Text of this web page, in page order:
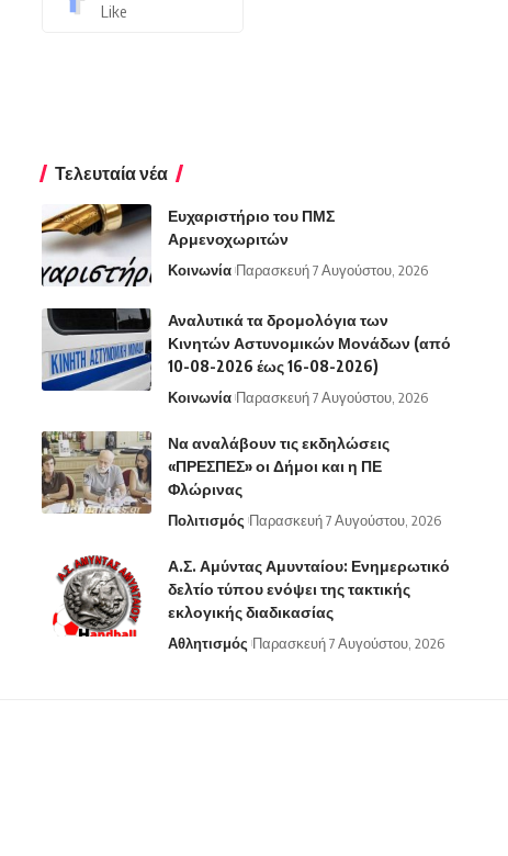
Like
Τελευταία νέα
Ευχαριστήριο του ΠΜΣ
Αρμενοχωριτών
Κοινωνία Παρασκευή 7 Αυγούστου, 2026
Αναλυτικά τα δρομολόγια των
Κινητών Αστυνομικών Μονάδων (από
10-08-2026 έως 16-08-2026)
Κοινωνία Παρασκευή 7 Αυγούστου, 2026
Να αναλάβουν τις εκδηλώσεις
«ΠΡΕΣΠΕΣ» οι Δήμοι και η ΠΕ
Φλώρινας
Πολιτισμός Παρασκευή 7 Αυγούστου, 2026
Α.Σ. Αμύντας Αμυνταίου: Ενημερωτικό
δελτίο τύπου ενόψει της τακτικής
εκλογικής διαδικασίας
Αθλητισμός Παρασκευή 7 Αυγούστου, 2026